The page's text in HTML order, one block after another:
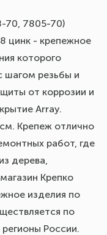
70, 7805-70)
цинк - крепежное
которого
шагом резьбы и
от коррозии и
Array.
Крепеж отлично
работ, где
дерева,
Крепко
изделия по
по
России.